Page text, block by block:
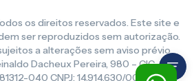
os direitos reservados. Este site e
ser reproduzidos sem autorização.
a alterações sem aviso prévio.
Dacheux Pereira, 980 – CIC,
040 CNPJ: 14.914.630/0001-86